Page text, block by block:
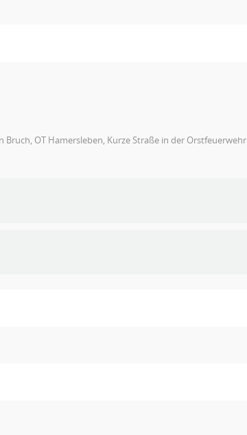
OT Hamersleben, Kurze Straße in der Orstfeuerwehr